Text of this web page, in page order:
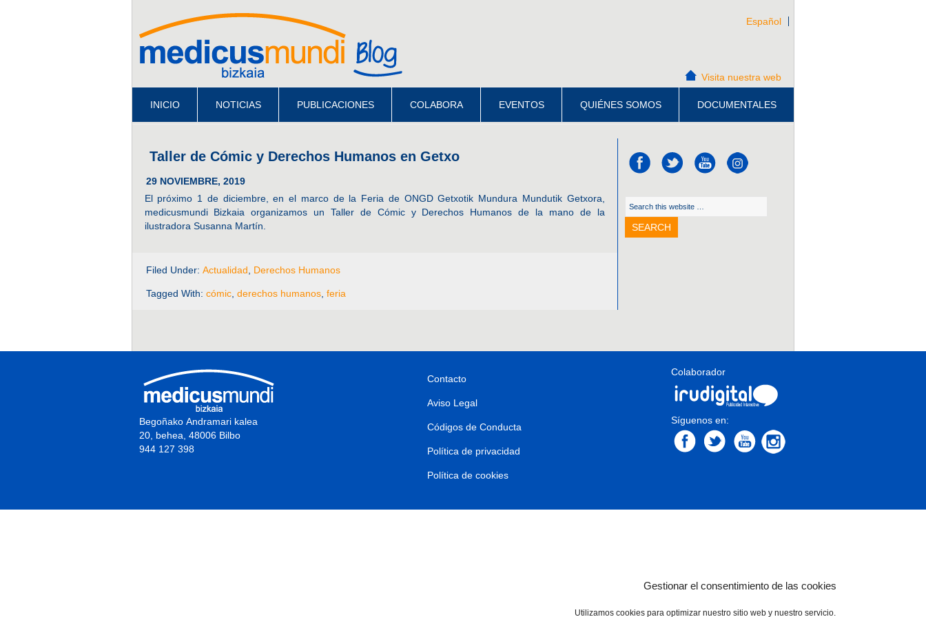
Gestionar el consentimiento de las cookies
Utilizamos cookies para optimizar nuestro sitio web y nuestro servicio.
Español
Visita nuestra web
INICIO NOTICIAS PUBLICACIONES COLABORA EVENTOS QUIÉNES SOMOS DOCUMENTALES
Taller de Cómic y Derechos Humanos en Getxo
29 NOVIEMBRE, 2019
El próximo 1 de diciembre, en el marco de la Feria de ONGD Getxotik Mundura Mundutik Getxora,
medicusmundi Bizkaia organizamos un Taller de Cómic y Derechos Humanos de la mano de la
ilustradora Susanna Martín.
Filed Under: Actualidad Derechos Humanos
Tagged With: cómic derechos humanos feria
Begoñako Andramari kalea
20, behea, 48006 Bilbo
944 127 398
Contacto
Aviso Legal
Códigos de Conducta
Política de privacidad
Política de cookies
Colaborador
Síguenos en: